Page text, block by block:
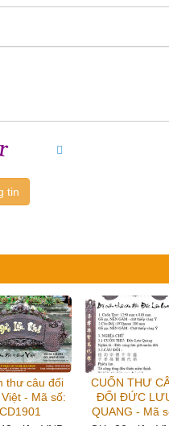
thư câu đối
- Mã số:
CD1901
CUỐN THƯ
ĐỐI ĐỨC
QUANG - Mã